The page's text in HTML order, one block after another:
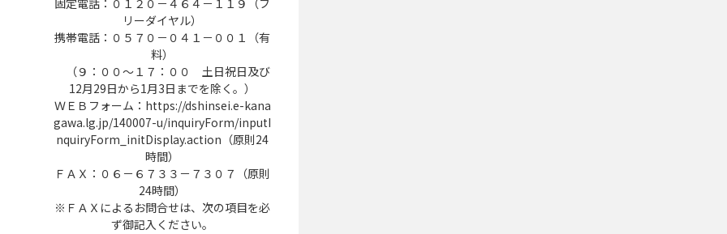
固定電話：０１２０－４６４－１１９（フ
リーダイヤル）
携帯電話：０５７０－０４１－００１（有
料）
（９：００～１７：００ 土日祝日及び
12月29日から1月3日までを除く。）
ＷＥＢフォーム：https://dshinsei.e-kana
gawa.lg.jp/140007-u/inquiryForm/inputI
nquiryForm_initDisplay.action（原則24
時間）
ＦＡＸ：０６－６７３３－７３０７（原則
24時間）
※ＦＡＸによるお問合せは、次の項目を必
ず御記入ください。